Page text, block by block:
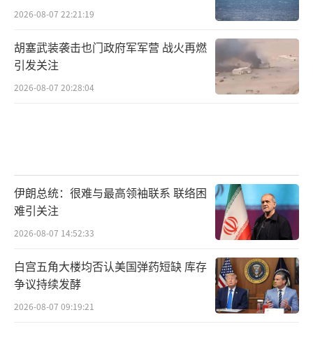
2026-08-07 22:21:19
胡塞武装袭击也门政府军军营 战火再燃
引发关注
2026-08-07 20:28:04
伊朗总统：很难与最高领袖联系 联络困
难引关注
2026-08-07 14:52:33
白宫五角大楼均否认美国弹药短缺 库存
争议持续发酵
2026-08-07 09:19:21